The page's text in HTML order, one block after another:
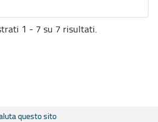
1 - 7 su 7 risultati.
questo sito